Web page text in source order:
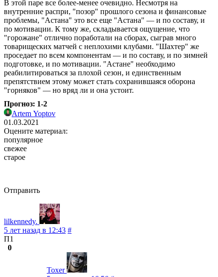
В этой паре все более-менее очевидно. Несмотря на
внутренние распри, "позор" прошлого сезона и финансовые
проблемы, "Астана" это все еще "Астана" — и по составу, и
по мотивации. К тому же, складывается ощущение, что
"горожане" отлично поработали на сборах, сыграв много
товарищеских матчей с неплохими клубами. "Шахтер" же
проседает по всем компонентам — и по составу, и по зимней
подготовке, и по мотивации. "Астане" необходимо
реабилитироваться за плохой сезон, и единственным
препятствием этому может стать сохранившаяся оборона
"горняков" — но вряд ли и она устоит.
Прогноз: 1-2
Artem Yoptov
01.03.2021
Оцените материал:
популярное
свежее
старое
Отправить
lilkennedy.
5 лет назад в 12:43 #
П1
0
Toxer